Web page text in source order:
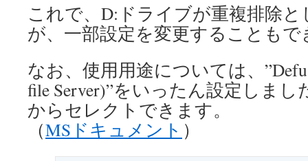
これで、D:ドライブが重複排除
が、一部設定を変更することもで
なお、使用用途については、
file Server)”をいったん設定しま
からセレクトできます。
（MSドキュメント ）